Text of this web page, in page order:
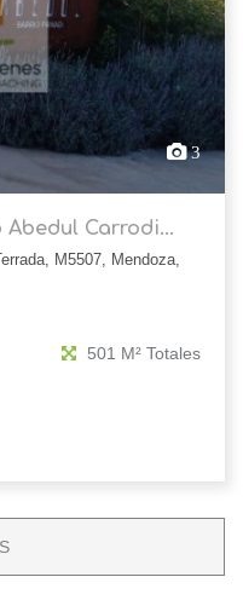
3
Carrodi...
M5507, Mendoza,
501 M² Totales